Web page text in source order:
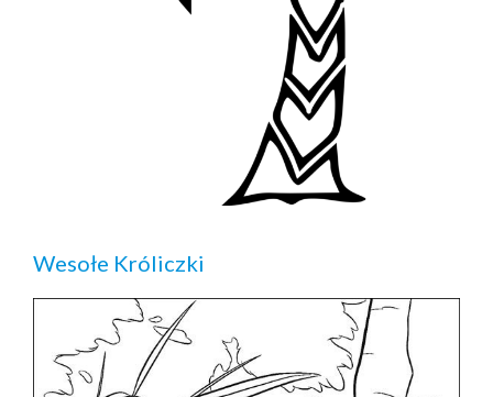
Wesołe Króliczki